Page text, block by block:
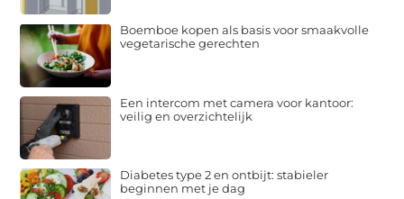
Boemboe kopen als basis voor smaakvolle
vegetarische gerechten
Een intercom met camera voor kantoor:
veilig en overzichtelijk
Diabetes type 2 en ontbijt: stabieler
beginnen met je dag